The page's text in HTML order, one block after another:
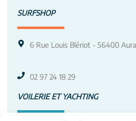
SURFSHOP
6 Rue Louis Blériot - 56400
02 97 24 18 29
VOILERIE ET YACHTING